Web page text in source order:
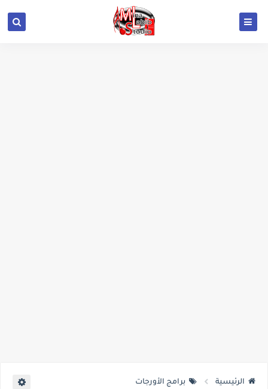
google.com, pub-6415693517272290, DIRECT,
f08c47fec0942fa0
الرئيسية برامج الأورجات